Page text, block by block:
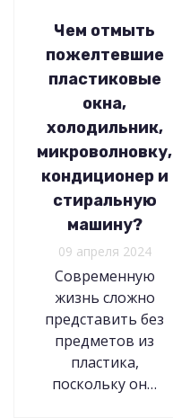
Чем отмыть
пожелтевшие
пластиковые
окна,
холодильник,
микроволновку,
кондиционер и
стиральную
машину?
09 апреля 2024
Современную
жизнь сложно
представить без
предметов из
пластика,
поскольку он…